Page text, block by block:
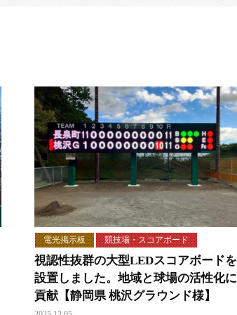
電光掲示板 競技場・スコアボード
視認性抜群の大型LEDスコアボードを
設置しました。地域と球場の活性化に
貢献【静岡県 桃沢グラウンド様】